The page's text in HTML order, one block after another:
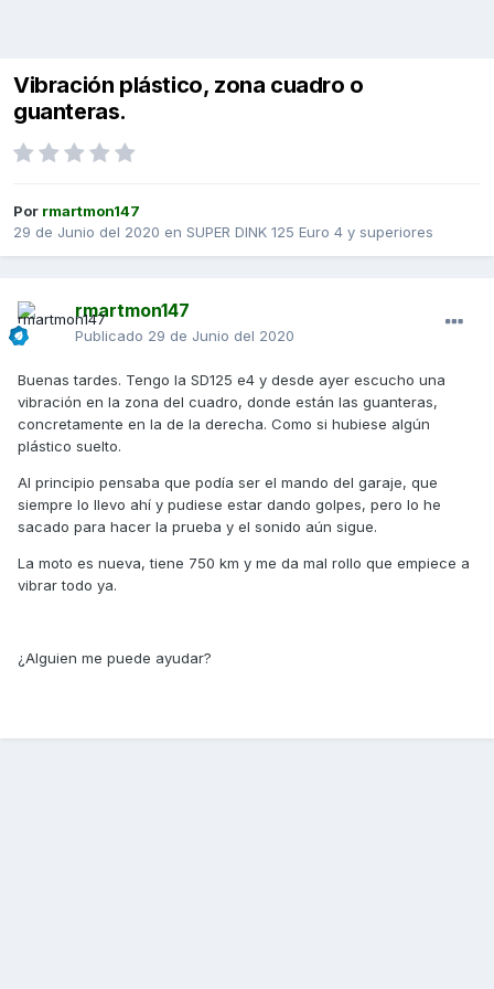
Vibración plástico, zona cuadro o
guanteras.
Por rmartmon147
29 de Junio del 2020 en SUPER DINK 125 Euro 4 y superiores
rmartmon147
Publicado 29 de Junio del 2020
Buenas tardes. Tengo la SD125 e4 y desde ayer escucho una
vibración en la zona del cuadro, donde están las guanteras,
concretamente en la de la derecha. Como si hubiese algún
plástico suelto.
Al principio pensaba que podía ser el mando del garaje, que
siempre lo llevo ahí y pudiese estar dando golpes, pero lo he
sacado para hacer la prueba y el sonido aún sigue.
La moto es nueva, tiene 750 km y me da mal rollo que empiece a
vibrar todo ya.
¿Alguien me puede ayudar?